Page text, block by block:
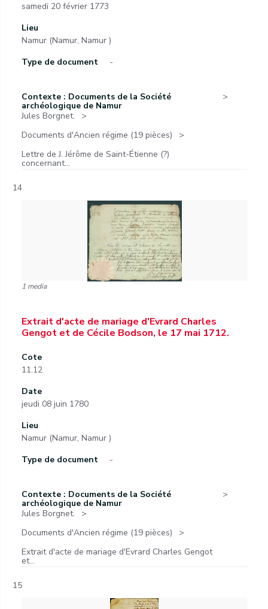
samedi 20 février 1773
Lieu
Namur (Namur, Namur )
Type de document
-
Contexte : Documents de la Société
archéologique de Namur
Jules Borgnet.
Documents d'Ancien régime (19 pièces)
Lettre de J. Jérôme de Saint-Étienne (?)
concernant...
14
1 media
Extrait d'acte de mariage d'Evrard Charles
Gengot et de Cécile Bodson, le 17 mai 1712.
Cote
11.12
Date
jeudi 08 juin 1780
Lieu
Namur (Namur, Namur )
Type de document
-
Contexte : Documents de la Société
archéologique de Namur
Jules Borgnet.
Documents d'Ancien régime (19 pièces)
Extrait d'acte de mariage d'Evrard Charles Gengot
et...
15